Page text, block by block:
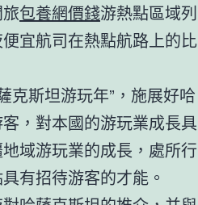
包養網價錢游熱點區域列
宜航司在熱點航路上的比
克斯坦游玩年”，施展好哈
，對本國的游玩業成長具
域游玩業的成長，處所行
有招待游客的才能。